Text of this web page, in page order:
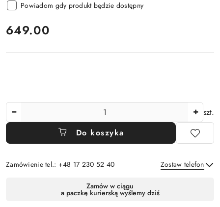
Powiadom gdy produkt będzie dostępny
cena:
649.00
szt.
Do koszyka
Zamówienie tel.: +48 17 230 52 40 Zostaw telefon
Zamów w ciągu
a paczkę kurierską wyślemy dziś